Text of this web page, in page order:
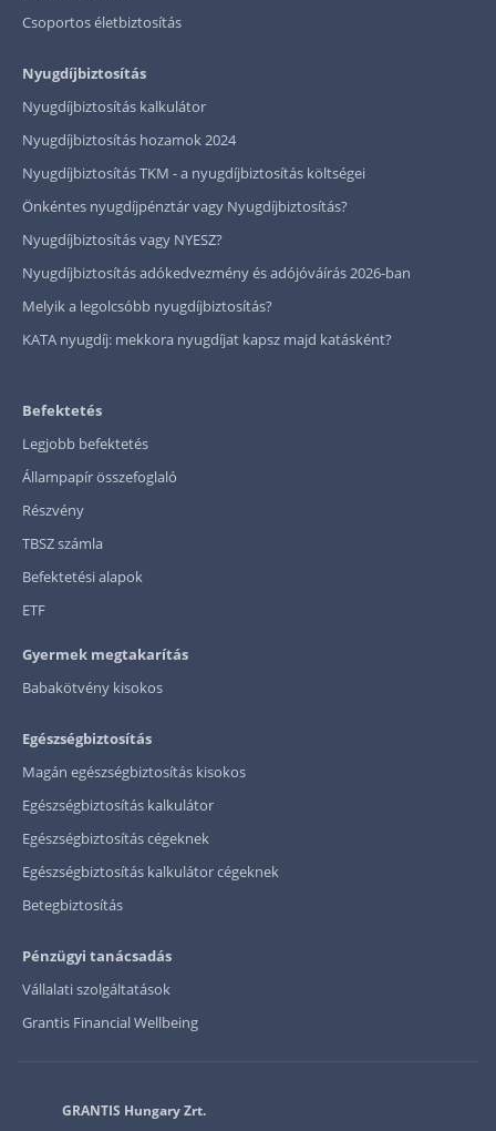
Csoportos életbiztosítás
Nyugdíjbiztosítás
Nyugdíjbiztosítás kalkulátor
Nyugdíjbiztosítás hozamok 2024
Nyugdíjbiztosítás TKM - a nyugdíjbiztosítás költségei
Önkéntes nyugdíjpénztár vagy Nyugdíjbiztosítás?
Nyugdíjbiztosítás vagy NYESZ?
Nyugdíjbiztosítás adókedvezmény és adójóváírás 2026-ban
Melyik a legolcsóbb nyugdíjbiztosítás?
KATA nyugdíj: mekkora nyugdíjat kapsz majd katásként?
Befektetés
Legjobb befektetés
Állampapír összefoglaló
Részvény
TBSZ számla
Befektetési alapok
ETF
Gyermek megtakarítás
Babakötvény kisokos
Egészségbiztosítás
Magán egészségbiztosítás kisokos
Egészségbiztosítás kalkulátor
Egészségbiztosítás cégeknek
Egészségbiztosítás kalkulátor cégeknek
Betegbiztosítás
Pénzügyi tanácsadás
Vállalati szolgáltatások
Grantis Financial Wellbeing
GRANTIS Hungary Zrt.